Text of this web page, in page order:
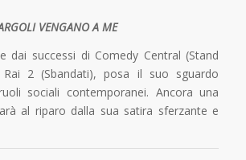
VENGANO A ME
dai successi di Comedy Central (Stand
2 (Sbandati), posa il suo sguardo
sociali contemporanei. Ancora una
al riparo dalla sua satira sferzante e